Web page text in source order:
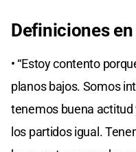
Definiciones
• “Estoy contento
planos bajos. Somos
tenemos buena
los partidos igual.